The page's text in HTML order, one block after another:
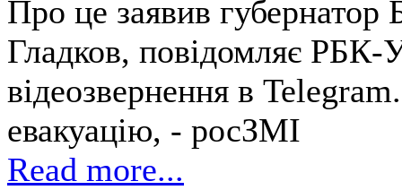
Про це заявив губернатор
Гладков, повідомляє РБК-
відеозвернення в
евакуацію, - росЗМІ
Read more...